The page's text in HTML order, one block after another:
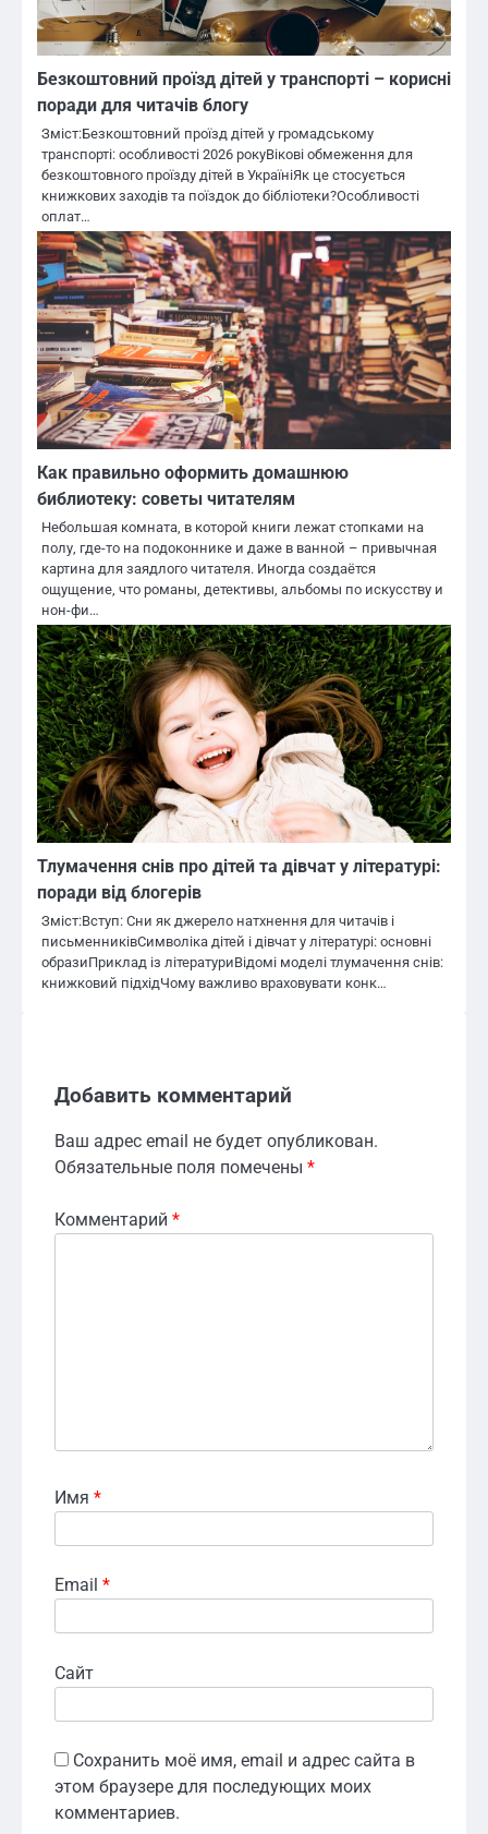
Безкоштовний проїзд дітей у транспорті – корисні
поради для читачів блогу
Зміст:Безкоштовний проїзд дітей у громадському
транспорті: особливості 2026 рокуВікові обмеження для
безкоштовного проїзду дітей в УкраїніЯк це стосується
книжкових заходів та поїздок до бібліотеки?Особливості
оплат…
Как правильно оформить домашнюю
библиотеку: советы читателям
Небольшая комната, в которой книги лежат стопками на
полу, где-то на подоконнике и даже в ванной – привычная
картина для заядлого читателя. Иногда создаётся
ощущение, что романы, детективы, альбомы по искусству и
нон-фи…
Тлумачення снів про дітей та дівчат у літературі:
поради від блогерів
Зміст:Вступ: Сни як джерело натхнення для читачів і
письменниківСимволіка дітей і дівчат у літературі: основні
образиПриклад із літературиВідомі моделі тлумачення снів:
книжковий підхідЧому важливо враховувати конк…
Добавить комментарий
Ваш адрес email не будет опубликован.
Обязательные поля помечены *
Комментарий *
Имя *
Email *
Сайт
Сохранить моё имя, email и адрес сайта в
этом браузере для последующих моих
комментариев.